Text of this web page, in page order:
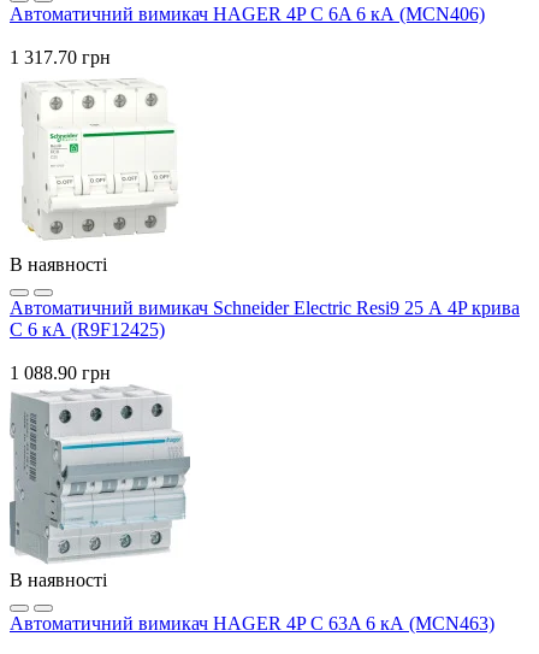
Автоматичний вимикач HAGER 4P C 6A 6 кА (MCN406)
1 317.70 грн
В наявності
Автоматичний вимикач Schneider Electric Resi9 25 А 4P крива
C 6 кА (R9F12425)
1 088.90 грн
В наявності
Автоматичний вимикач HAGER 4P C 63A 6 кА (MCN463)